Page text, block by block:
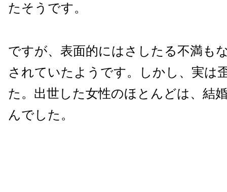
たそうです。
ですが、表面的にはさしたる不満も
されていたようです。
しかし、実は
た。 出世した女性のほとんどは、結
んでした。